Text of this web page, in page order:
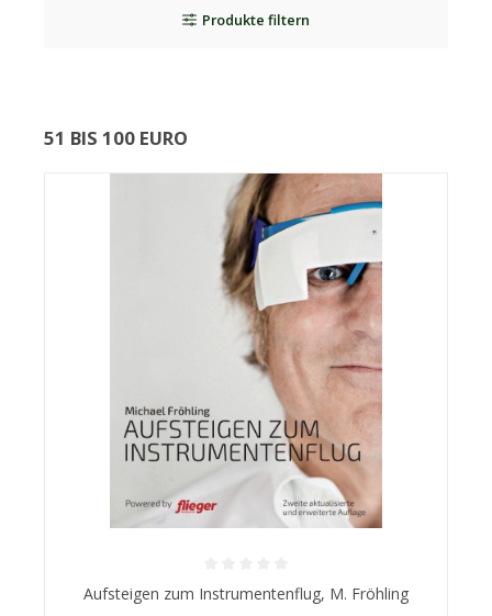
Produkte filtern
51 BIS 100 EURO
Durchschnittliche Bewertung von 0 von 5 Sternen
Aufsteigen zum Instrumentenflug, M. Fröhling